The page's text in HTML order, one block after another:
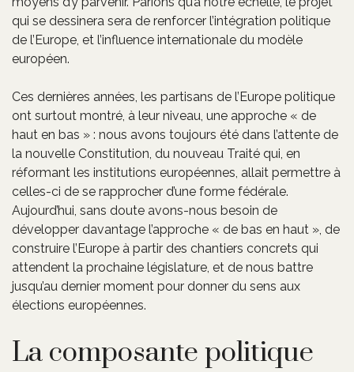
qui se dessinera sera de renforcer l’intégration politique
de l’Europe, et l’influence internationale du modèle
européen.
Ces dernières années, les partisans de l’Europe politique
ont surtout montré, à leur niveau, une approche « de
haut en bas » : nous avons toujours été dans l’attente de
la nouvelle Constitution, du nouveau Traité qui, en
réformant les institutions européennes, allait permettre à
celles-ci de se rapprocher d’une forme fédérale.
Aujourd’hui, sans doute avons-nous besoin de
développer davantage l’approche « de bas en haut », de
construire l’Europe à partir des chantiers concrets qui
attendent la prochaine législature, et de nous battre
jusqu’au dernier moment pour donner du sens aux
élections européennes.
La composante politique